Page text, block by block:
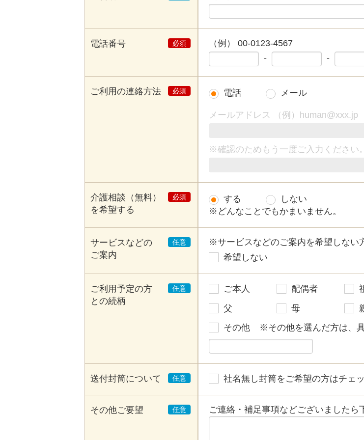
電話番号
（例） 00-0123-4567
-
-
ご利用の連絡方法 電話 メール
メールアドレス （例）human@xxx.jp
※確認のためもう一度ご入力ください。
介護相談（無料）
を希望する
する
しない
※どんなことでもかまいません。
サービスなどの
ご案内
※サービスなどのご案内を希望しない
希望しない
ご利用予定の方
との続柄
ご本人 配偶者
父
母
その他
※その他を選んだ方は、
送付封筒について 社名無し封筒をご希望の方はチェ
その他ご要望 ご連絡・補足事項などございましたら